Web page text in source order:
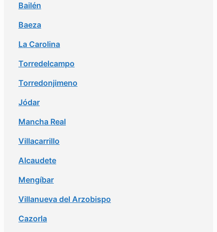
Bailén
Baeza
La Carolina
Torredelcampo
Torredonjimeno
Jódar
Mancha Real
Villacarrillo
Alcaudete
Mengíbar
Villanueva del Arzobispo
Cazorla